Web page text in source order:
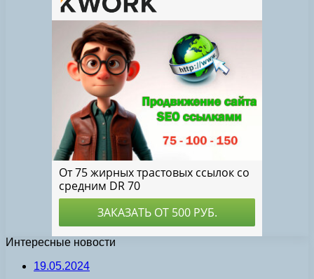
Интересные новости
19.05.2024